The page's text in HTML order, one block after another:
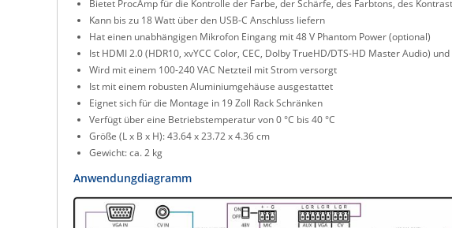
Bietet ProcAmp für die Kontrolle der Farbe, der Schärfe, des Farbtons, des
Kann bis zu 18 Watt über den USB-C Anschluss liefern
Hat einen unabhängigen Mikrofon Eingang mit 48 V Phantom Power (optional)
Ist HDMI 2.0 (HDR10, xvYCC Color, CEC, Dolby TrueHD/DTS-HD Master Audio)
Wird mit einem 100-240 VAC Netzteil mit Strom versorgt
Ist mit einem robusten Aluminiumgehäuse ausgestattet
Eignet sich für die Montage in 19 Zoll Rack Schränken
Verfügt über eine Betriebstemperatur von 0 °C bis 40 °C
Größe (L x B x H): 43.64 x 23.72 x 4.36 cm
Gewicht: ca. 2 kg
Anwendungdiagramm